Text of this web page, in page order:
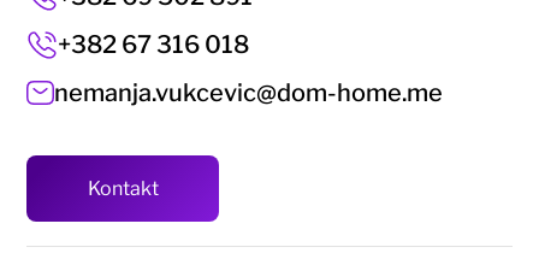
+382 67 316 018
nemanja.vukcevic@dom-home.me
Kontakt